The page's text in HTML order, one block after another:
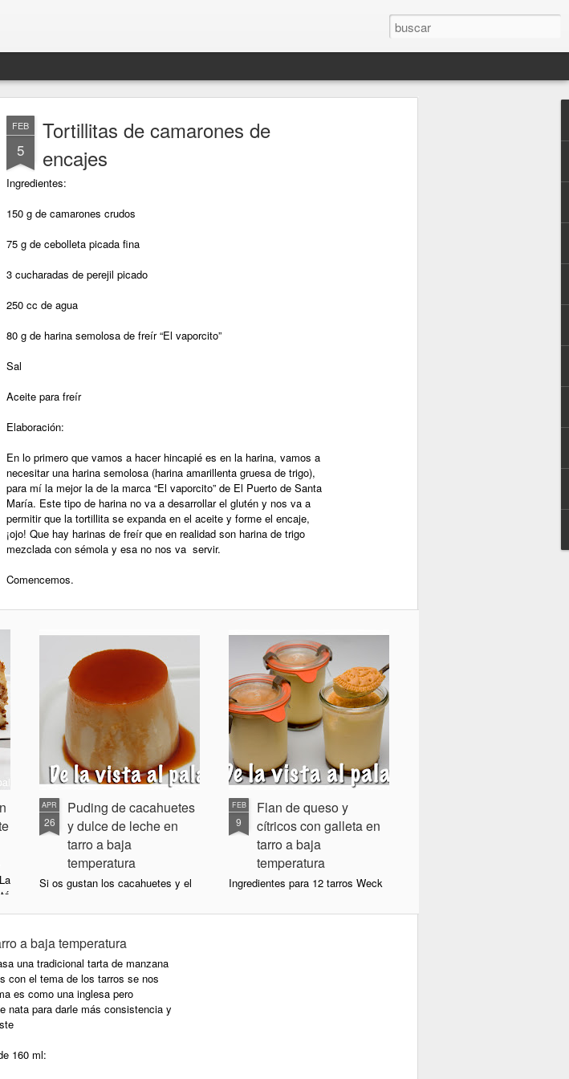
FEB
5
Tortillitas de camarones de
encajes
Ingredientes:
150 g de camarones crudos
75 g de cebolleta picada fina
3 cucharadas de perejil picado
250 cc de agua
80 g de harina semolosa de freír “El vaporcito”
Sal
Aceite para freír
Elaboración:
En lo primero que vamos a hacer hincapié es en la harina, vamos a
necesitar una harina semolosa (harina amarillenta gruesa de trigo),
para mí la mejor la de la marca “El vaporcito” de El Puerto de Santa
María. Este tipo de harina no va a desarrollar el glutén y nos va a
permitir que la tortillita se expanda en el aceite y forme el encaje,
¡ojo! Que hay harinas de freír que en realidad son harina de trigo
mezclada con sémola y esa no nos va servir.
Comencemos.
APR
26
Puding de cacahuetes
y dulce de leche en
tarro a baja
temperatura
Si os gustan los cacahuetes y el
encantará, tiene una textura muy
tocinillo del cielo. Esta receta está
hecha a baja temperatura pero lo
podéis hacer en molde de flan al
baño maría al uso tradicional.
Ingredientes para 10 vasos weck
FEB
9
Flan de queso y
cítricos con galleta en
tarro a baja
temperatura
Ingredientes para 12 tarros Weck
a baja temperatura
una tradicional tarta de manzana
con el tema de los tarros se nos
es como una inglesa pero
nata para darle más consistencia y
160 ml: